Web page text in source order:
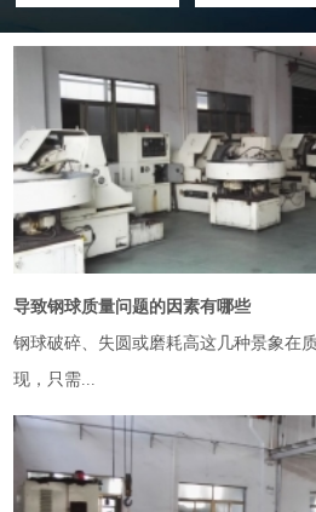
导致钢球质量问题的因素有哪些
钢球破碎、失圆或磨耗高这几种景象在
现，只需...